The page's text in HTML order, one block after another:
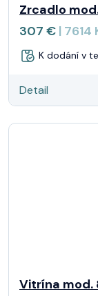
Zrcadlo
307 € | 7614
K dodání v
Detail
Vitrína mod.